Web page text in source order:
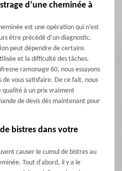
d’une cheminée à
est une opération qui n’est
être précédé d’un diagnostic.
peut dépendre de certains
et la difficulté des tâches.
ramonage 60, nous essayons
vous satisfaire. De ce fait, nous
qualité à un prix vraiment
de devis dès maintenant pour
bistres dans votre
causer le cumul de bistres au
Tout d'abord, il y a le